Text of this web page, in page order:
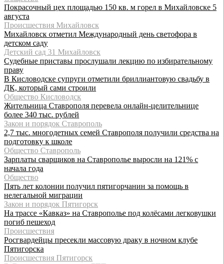
Покрасочный цех площадью 150 кв. м горел в Михайловске 5
августа
Происшествия Михайловск
Михайловск отметил Международный день светофора в
детском саду
Детский сад 31 Михайловск
Судебные приставы прослушали лекцию по избирательному
праву
В Кисловодске супруги отметили бриллиантовую свадьбу в
ДК, который сами строили
Общество Кисловодск
Жительница Ставрополя перевела онлайн-целительнице
более 340 тыс. рублей
Закон и порядок Ставрополь
2,7 тыс. многодетных семей Ставрополя получили средства на
подготовку к школе
Общество Ставрополь
Зарплаты сварщиков на Ставрополье выросли на 121% с
начала года
Общество
Пять лет колонии получил пятигорчанин за помощь в
нелегальной миграции
Закон и порядок Пятигорск
На трассе «Кавказ» на Ставрополье под колёсами легковушки
погиб пешеход
Происшествия
Росгвардейцы пресекли массовую драку в ночном клубе
Пятигорска
Происшествия Пятигорск